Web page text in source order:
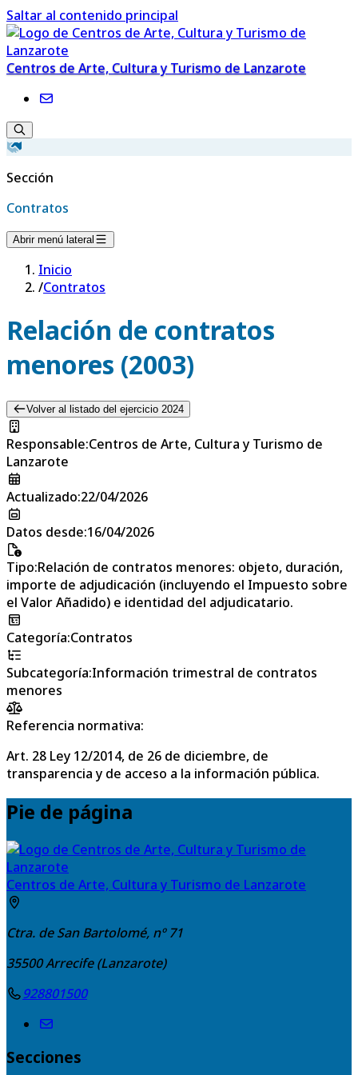
Saltar al contenido principal
Centros de Arte, Cultura y Turismo de Lanzarote
Sección
Contratos
Abrir menú lateral
Inicio
/Contratos
Relación de contratos
menores (2003)
Volver al listado del ejercicio 2024
Responsable:Centros de Arte, Cultura y Turismo de
Lanzarote
Actualizado:22/04/2026
Datos desde:16/04/2026
Tipo:Relación de contratos menores: objeto, duración,
importe de adjudicación (incluyendo el Impuesto sobre
el Valor Añadido) e identidad del adjudicatario.
Categoría:Contratos
Subcategoría:Información trimestral de contratos
menores
Referencia normativa:
Art. 28 Ley 12/2014, de 26 de diciembre, de
transparencia y de acceso a la información pública.
Pie de página
Centros de Arte, Cultura y Turismo de Lanzarote
Ctra. de San Bartolomé, nº 71
35500Arrecife (Lanzarote)
928801500
Secciones